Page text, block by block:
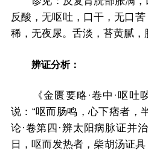
反酸，无呕吐，口干，无口
稀，无夜尿。舌淡，苔黄腻，
辨证分析：
《金匮要略·卷中·呕吐哕
说：“呕而肠鸣，心下痞者，
论·卷第四·辨太阳病脉证并
日，呕而发热者，柴胡汤证